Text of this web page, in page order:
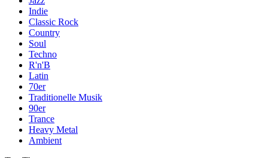
Indie
Classic Rock
Country
Soul
Techno
R'n'B
Latin
70er
Traditionelle Musik
90er
Trance
Heavy Metal
Ambient